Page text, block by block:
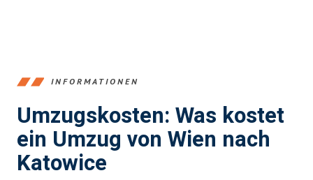
INFORMATIONEN
Umzugskosten: Was kostet
ein Umzug von Wien nach
Katowice